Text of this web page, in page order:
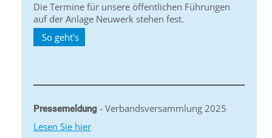
Die Termine für unsere öffentlichen Führungen
auf der Anlage Neuwerk stehen fest.
So geht's
Pressemeldung - Verbandsversammlung 2025
Lesen Sie hier